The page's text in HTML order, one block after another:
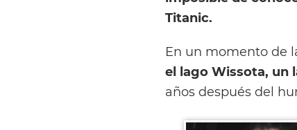
Titanic.
En un momento de
el lago Wissota, un
años después del